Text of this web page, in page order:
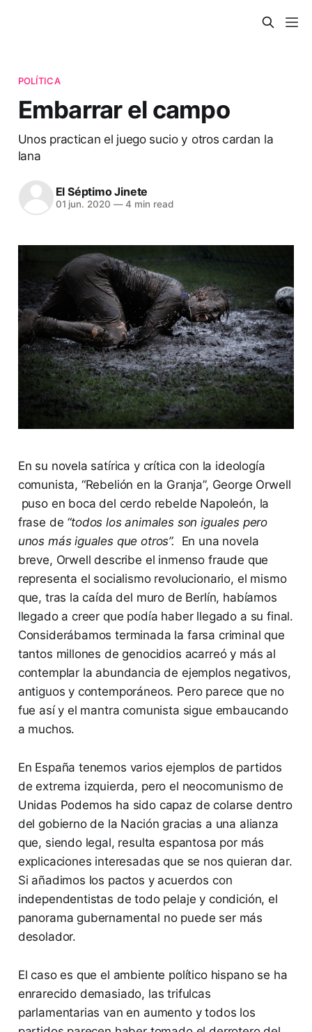
POLÍTICA
Embarrar el campo
Unos practican el juego sucio y otros cardan la
lana
El Séptimo Jinete
01 jun. 2020 —4 min read
En su novela satírica y crítica con la ideología
comunista, “Rebelión en la Granja”, George Orwell
puso en boca del cerdo rebelde Napoleón, la
frase de “todos los animales son iguales pero
unos más iguales que otros”. En una novela
breve, Orwell describe el inmenso fraude que
representa el socialismo revolucionario, el mismo
que, tras la caída del muro de Berlín, habíamos
llegado a creer que podía haber llegado a su final.
Considerábamos terminada la farsa criminal que
tantos millones de genocidios acarreó y más al
contemplar la abundancia de ejemplos negativos,
antiguos y contemporáneos. Pero parece que no
fue así y el mantra comunista sigue embaucando
a muchos.
En España tenemos varios ejemplos de partidos
de extrema izquierda, pero el neocomunismo de
Unidas Podemos ha sido capaz de colarse dentro
del gobierno de la Nación gracias a una alianza
que, siendo legal, resulta espantosa por más
explicaciones interesadas que se nos quieran dar.
Si añadimos los pactos y acuerdos con
independentistas de todo pelaje y condición, el
panorama gubernamental no puede ser más
desolador.
El caso es que el ambiente político hispano se ha
enrarecido demasiado, las trifulcas
parlamentarias van en aumento y todos los